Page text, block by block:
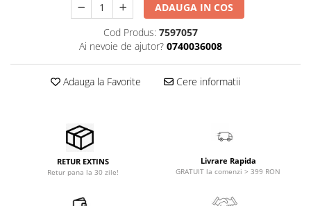
Microfoane pt Camere Video
Microfoane pt instalatii si
Microfoane Ribbon
Microfoane stereo
Microfoane wireless si sisteme
Stative de microfon
Studio si inregistrari
Accesorii de microfoane
Accesorii de rack
ADAUGA IN COS
Cod Produs: 7597057
Ai nevoie de ajutor? 0740036008
Adauga la Favorite Cere informatii
RETUR EXTINS
Retur pana la 30 zile!
Livrare Rapida
GRATUIT la comenzi > 399 RON